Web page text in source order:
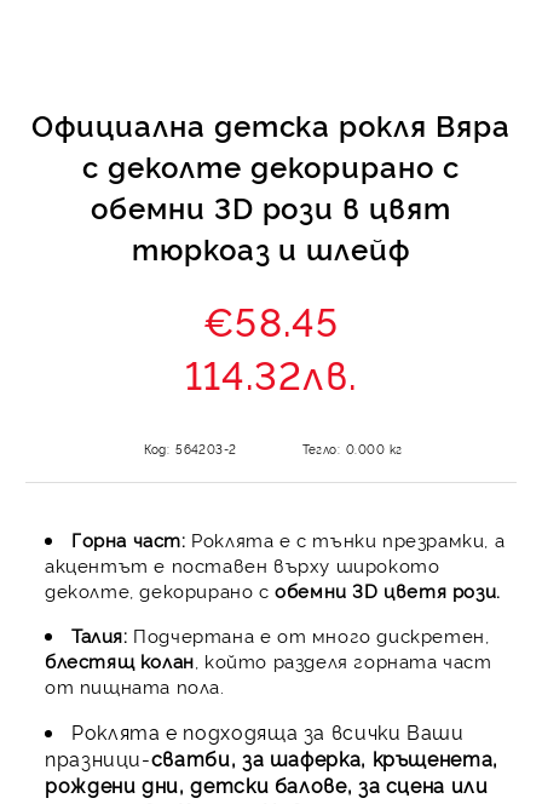
Официална детска рокля Вяра
с деколте декорирано с
обемни 3D рози в цвят
тюркоаз и шлейф
€58.45
114.32лв.
Код: 564203-2 Тегло: 0.000 кг
Горна част: Роклята е с тънки презрамки, а
акцентът е поставен върху широкото
деколте, декорирано собемни 3D цветя рози.
Талия: Подчертана е от много дискретен,
блестящ колан , който разделя горната част
от пищната пола.
Роклята е подходяща за всички Ваши
празници-сватби, за шаферка, кръщенета,
рождени дни, детски балове, за сцена или